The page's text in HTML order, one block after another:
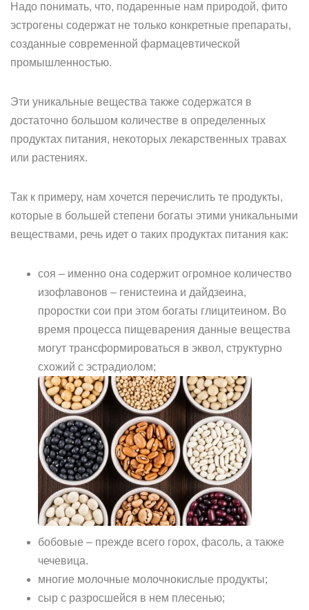
Надо понимать, что, подаренные нам природой, фито
эстрогены содержат не только конкретные препараты,
созданные современной фармацевтической
промышленностью.
Эти уникальные вещества также содержатся в
достаточно большом количестве в определенных
продуктах питания, некоторых лекарственных травах
или растениях.
Так к примеру, нам хочется перечислить те продукты,
которые в большей степени богаты этими уникальными
веществами, речь идет о таких продуктах питания как:
соя – именно она содержит огромное количество
изофлавонов – генистеина и дайдзеина,
проростки сои при этом богаты глицитеином. Во
время процесса пищеварения данные вещества
могут трансформироваться в эквол, структурно
схожий с эстрадиолом;
бобовые – прежде всего горох, фасоль, а также
чечевица.
многие молочные молочнокислые продукты;
сыр с разросшейся в нем плесенью;